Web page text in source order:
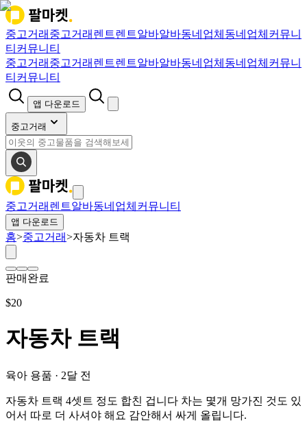
중고거래 중고거래 렌트렌트알바알바동네업체 동네업체 커뮤니
티 커뮤니티
중고거래 중고거래 렌트렌트알바알바동네업체 동네업체 커뮤니
티 커뮤니티
앱 다운로드
중고거래
중고거래 렌트알바동네업체 커뮤니티
앱 다운로드
홈>중고거래>자동차 트랙
판매완료
$20
자동차 트랙
육아 용품 · 2달 전
자동차 트랙 4셋트 정도 합친 겁니다 차는 몇개 망가진 것도 있
어서 따로 더 사셔야 해요 감안해서 싸게 올립니다.